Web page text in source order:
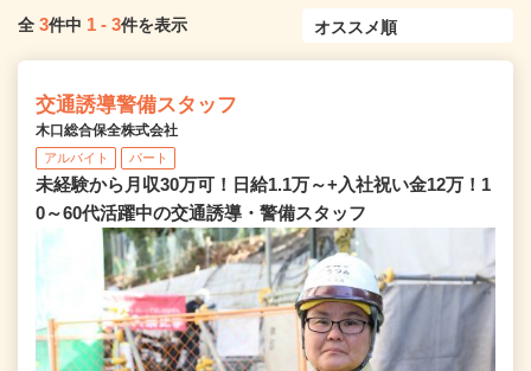
全 3件中 1 - 3件を表示
交通誘導警備スタッフ
木口総合保全株式会社
アルバイト パート
未経験から月収30万可！日給1.1万～+入社祝い金12万！1
0～60代活躍中の交通誘導・警備スタッフ